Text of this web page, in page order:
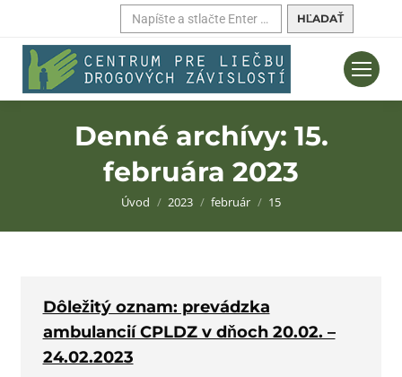
Hľadať:
Denné archívy: 15.
februára 2023
Nachádzate sa tu:
Úvod 2023 február 15
Dôležitý oznam: prevádzka
ambulancií CPLDZ v dňoch 20.02. –
24.02.2023